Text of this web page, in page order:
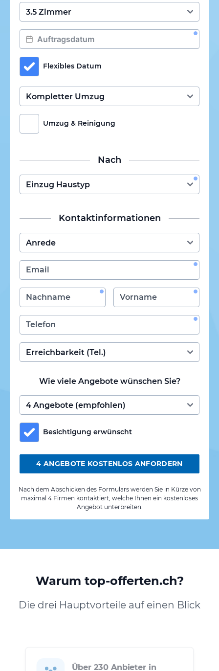
Flexibles Datum
Umzug & Reinigung
Nach
Kontaktinformationen
Wie viele Angebote wünschen Sie?
Besichtigung erwünscht
4 ANGEBOTE KOSTENLOS ANFORDERN
Nach dem Abschicken des Formulars werden Sie in Kürze von
maximal 4 Firmen kontaktiert, welche Ihnen ein kostenloses
Angebot unterbreiten.
Warum top-offerten.ch?
Die drei Hauptvorteile auf einen Blick
Über 230 Anbieter in